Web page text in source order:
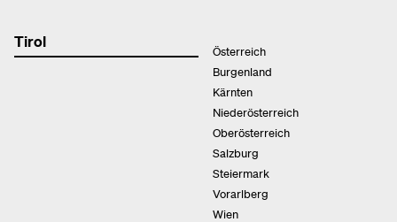
Tirol
Österreich
Burgenland
Kärnten
Niederösterreich
Oberösterreich
Salzburg
Steiermark
Vorarlberg
Wien